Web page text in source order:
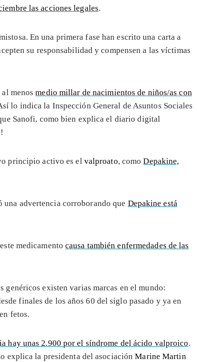
las acciones legales.
En una primera fase han escrito una carta a
su responsabilidad y compensen a las víctimas
al menosmedio millar de nacimientos de niños/as con
lo indica la Inspección General de Asuntos Sociales
Sanofi, como bien explica el diario digital
principio activo es el valproato, comoDepakine,
una advertencia corroborando que Depakine está
medicamentocausa también enfermedades de las
existen varias marcas en el mundo:
finales de los años 60 del siglo pasado y ya en
fetos.
hay unas 2.900 por el síndrome del ácido valproico.
explica la presidenta del asociaciónMarine Martin